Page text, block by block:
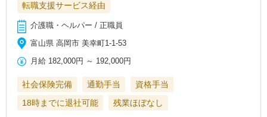
転職支援サービス経由
介護職・ヘルパー / 正職員
富山県 高岡市 美幸町1-1-53
月給 182,000円 ～ 192,000円
社会保険完備 通勤手当
資格手当
18時までに退社可能
残業ほぼなし